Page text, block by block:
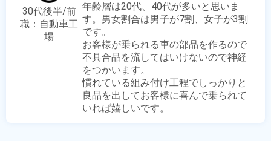
30代後半/前
職：自動車工
場
年齢層は20代、40代が多いと思いま
す。男女割合は男子が7割、女子が3割
です。
お客様が乗られる車の部品を作るので
不具合品を流してはいけないので神経
をつかいます。
慣れている組み付け工程でしっかりと
良品を出してお客様に喜んで乗られて
いれば嬉しいです。